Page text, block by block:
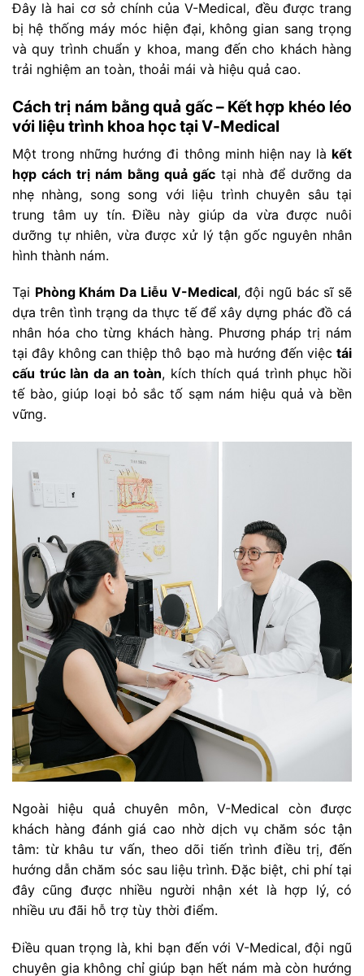
Đây là hai cơ sở chính của V-Medical, đều được trang
bị hệ thống máy móc hiện đại, không gian sang trọng
và quy trình chuẩn y khoa, mang đến cho khách hàng
trải nghiệm an toàn, thoải mái và hiệu quả cao.
Cách trị nám bằng quả gấc – Kết hợp khéo léo
với liệu trình khoa học tại V-Medical
Một trong những hướng đi thông minh hiện nay là kết
hợp cách trị nám bằng quả gấc tại nhà để dưỡng da
nhẹ nhàng, song song với liệu trình chuyên sâu tại
trung tâm uy tín. Điều này giúp da vừa được nuôi
dưỡng tự nhiên, vừa được xử lý tận gốc nguyên nhân
hình thành nám.
Tại Phòng Khám Da Liễu V-Medical, đội ngũ bác sĩ sẽ
dựa trên tình trạng da thực tế để xây dựng phác đồ cá
nhân hóa cho từng khách hàng. Phương pháp trị nám
tại đây không can thiệp thô bạo mà hướng đến việc tái
cấu trúc làn da an toàn, kích thích quá trình phục hồi
tế bào, giúp loại bỏ sắc tố sạm nám hiệu quả và bền
vững.
Ngoài hiệu quả chuyên môn, V-Medical còn được
khách hàng đánh giá cao nhờ dịch vụ chăm sóc tận
tâm: từ khâu tư vấn, theo dõi tiến trình điều trị, đến
hướng dẫn chăm sóc sau liệu trình. Đặc biệt, chi phí tại
đây cũng được nhiều người nhận xét là hợp lý, có
nhiều ưu đãi hỗ trợ tùy thời điểm.
Điều quan trọng là, khi bạn đến với V-Medical, đội ngũ
chuyên gia không chỉ giúp bạn hết nám mà còn hướng